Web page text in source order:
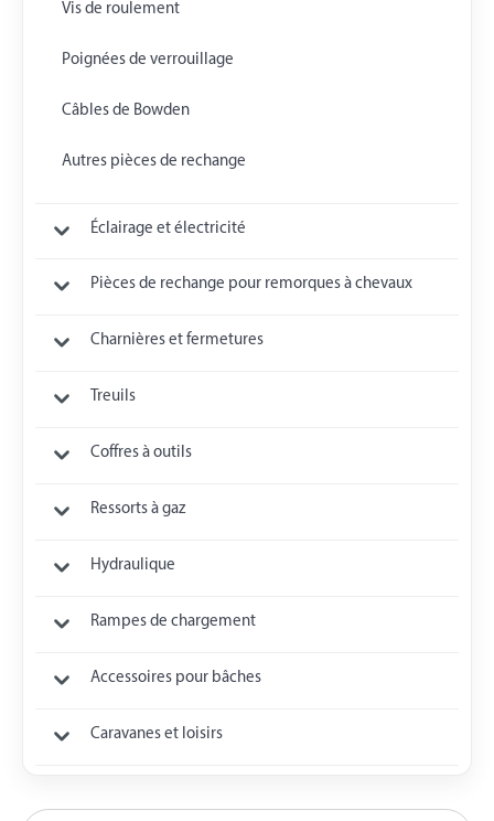
Vis de roulement
Poignées de verrouillage
Câbles de Bowden
Autres pièces de rechange
Éclairage et électricité
Pièces de rechange pour remorques à chevaux
Charnières et fermetures
Treuils
Coffres à outils
Ressorts à gaz
Hydraulique
Rampes de chargement
Accessoires pour bâches
Caravanes et loisirs